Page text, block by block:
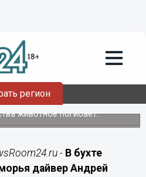
регион
показал самку
охраняющую икру
животное погибает.
- В бухте
дайвер Андрей